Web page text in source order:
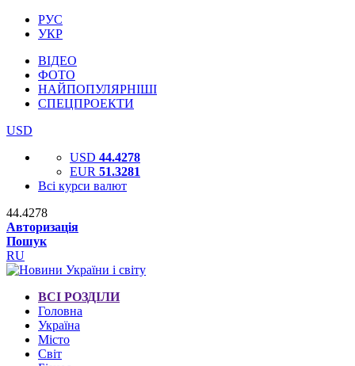
РУС
УКР
ВІДЕО
ФОТО
НАЙПОПУЛЯРНІШІ
СПЕЦПРОЕКТИ
USD
USD 44.4278
EUR 51.3281
Всі курси валют
44.4278
Авторизація
Пошук
RU
ВСІ РОЗДІЛИ
Головна
Україна
Місто
Світ